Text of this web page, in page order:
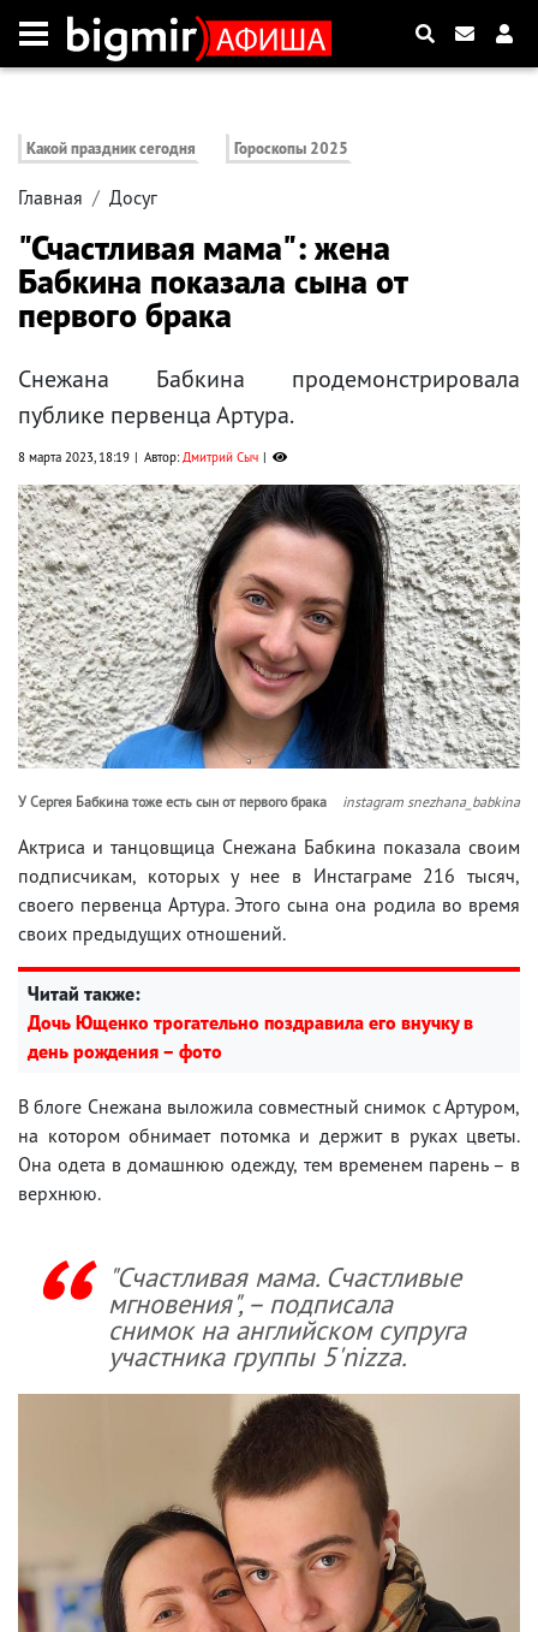
Какой праздник сегодня Гороскопы 2025
Главная Досуг
"Счастливая мама": жена
Бабкина показала сына от
первого брака
Снежана Бабкина продемонстрировала
публике первенца Артура.
8 марта 2023, 18:19 Автор:Дмитрий Сыч
У Сергея Бабкина тоже есть сын от первого брака instagram snezhana_babkina
Актриса и танцовщица Снежана Бабкина показала своим
подписчикам, которых у нее в Инстаграме 216 тысяч,
своего первенца Артура. Этого сына она родила во время
своих предыдущих отношений.
Читай также:
Дочь Ющенко трогательно поздравила его внучку в
день рождения – фото
В блоге Снежана выложила совместный снимок с Артуром,
на котором обнимает потомка и держит в руках цветы.
Она одета в домашнюю одежду, тем временем парень – в
верхнюю.
"Счастливая мама. Счастливые
мгновения", – подписала
снимок на английском супруга
участника группы 5'nizza.